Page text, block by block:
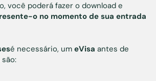
você poderá fazer o download e
o no momento de sua entrada
é necessário, um eVisa antes de